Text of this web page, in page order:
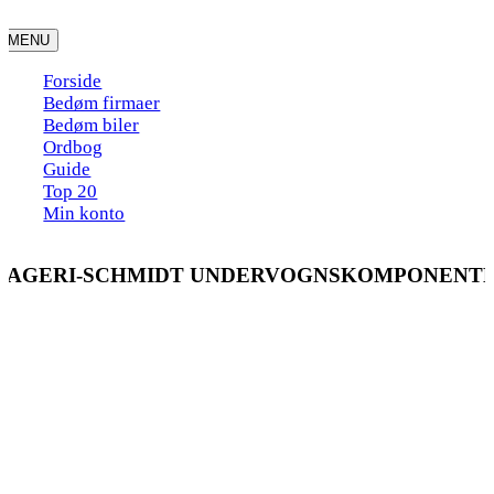
to
content
MENU
Forside
Bedøm firmaer
Bedøm biler
Ordbog
Guide
Top 20
Min konto
SCHMIDT